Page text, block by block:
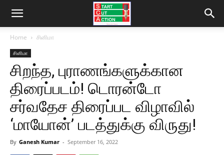
Home சினிமா
சினிமா
சிறந்த, புராணங்களுக்கான
திரைப்படம்! டொரன்டோ
சர்வதேச திரைப்பட விழாவில்
‘மாயோன்’ படத்துக்கு விருது!
By Ganesh Kumar - September 16, 2022